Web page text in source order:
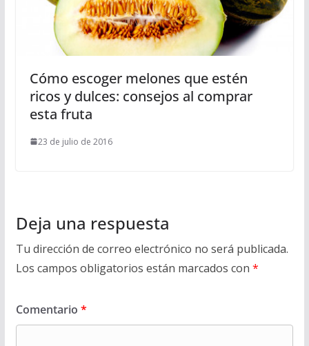
Cómo escoger melones que estén
ricos y dulces: consejos al comprar
esta fruta
23 de julio de 2016
Deja una respuesta
Tu dirección de correo electrónico no será publicada.
Los campos obligatorios están marcados con *
Comentario *